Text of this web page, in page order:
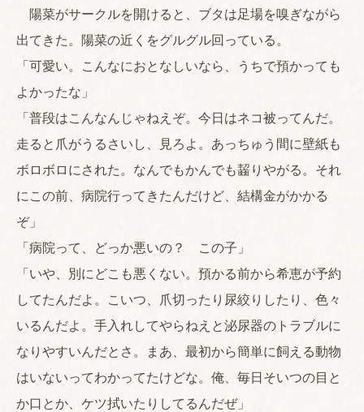
陽菜がサークルを開けると、ブタは足場を嗅ぎながら
出てきた。陽菜の近くをグルグル回っている。
「可愛い。こんなにおとなしいなら、うちで預かっても
よかったな」
「普段はこんなんじゃねえぞ。今日はネコ被ってんだ。
走ると爪がうるさいし、見ろよ。あっちゅう間に壁紙も
ボロボロにされた。なんでもかんでも齧りやがる。それ
にこの前、病院行ってきたんだけど、結構金がかかる
ぞ」
「病院って、どっか悪いの？ この子」
「いや、別にどこも悪くない。預かる前から希恵が予約
してたんだよ。こいつ、爪切ったり尿絞りしたり、色々
いるんだよ。手入れしてやらねえと泌尿器のトラブルに
なりやすいんだとさ。まあ、最初から簡単に飼える動物
はいないってわかってたけどな。俺、毎日そいつの目と
か口とか、ケツ拭いたりしてるんだぜ」